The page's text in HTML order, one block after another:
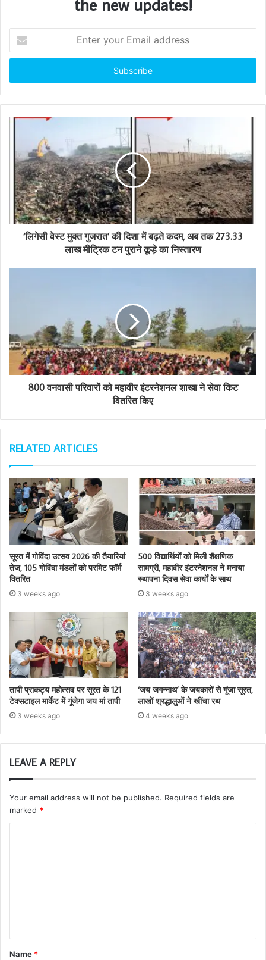
t
r
y
u
m
‘लिगेसी वेस्ट मुक्त गुजरात’ की दिशा में बढ़ते कदम, अब तक 273.33
लाख मीट्रिक टन पुराने कूड़े का निस्तारण
800 वनवासी परिवारों को महावीर इंटरनेशनल शाखा ने सेवा किट
वितरित किए
RELATED ARTICLES
सूरत में गोविंदा उत्सव 2026 की तैयारियां
तेज, 105 गोविंदा मंडलों को परमिट फॉर्म
वितरित
3 weeks ago
500 विद्यार्थियों को मिली शैक्षणिक
सामग्री, महावीर इंटरनेशनल ने मनाया
स्थापना दिवस सेवा कार्यों के साथ
3 weeks ago
तापी प्राकट्य महोत्सव पर सूरत के 121
टेक्सटाइल मार्केट में गूंजेगा जय मां तापी
3 weeks ago
‘जय जगन्नाथ’ के जयकारों से गूंजा सूरत,
लाखों श्रद्धालुओं ने खींचा रथ
4 weeks ago
LEAVE A REPLY
Your email address will not be published. Required fields are
marked *
Name *